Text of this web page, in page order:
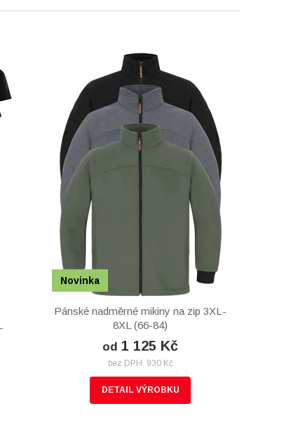
Novinka
Pánské nadměrné mikiny na zip 3XL-
8XL (66-84)
od 1 125 Kč
bez DPH 930 Kč
DETAIL VÝROBKU